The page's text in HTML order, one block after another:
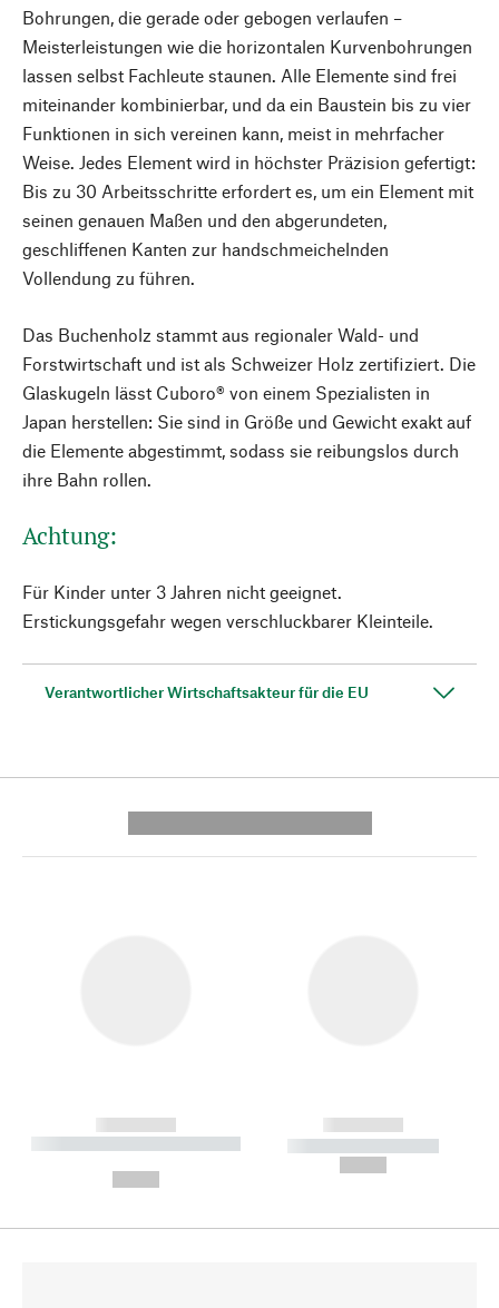
Bohrungen, die gerade oder gebogen verlaufen –
Meisterleistungen wie die horizontalen Kurvenbohrungen
lassen selbst Fachleute staunen. Alle Elemente sind frei
miteinander kombinierbar, und da ein Baustein bis zu vier
Funktionen in sich vereinen kann, meist in mehrfacher
Weise. Jedes Element wird in höchster Präzision gefertigt:
Bis zu 30 Arbeitsschritte erfordert es, um ein Element mit
seinen genauen Maßen und den abgerundeten,
geschliffenen Kanten zur handschmeichelnden
Vollendung zu führen.
Das Buchenholz stammt aus regionaler Wald- und
Forstwirtschaft und ist als Schweizer Holz zertifiziert. Die
Glaskugeln lässt Cuboro® von einem Spezialisten in
Japan herstellen: Sie sind in Größe und Gewicht exakt auf
die Elemente abgestimmt, sodass sie reibungslos durch
ihre Bahn rollen.
Achtung:
Für Kinder unter 3 Jahren nicht geeignet.
Erstickungsgefahr wegen verschluckbarer Kleinteile.
Verantwortlicher Wirtschaftsakteur für die EU
------------
----------- ----------- --------
------------
----------- -----------